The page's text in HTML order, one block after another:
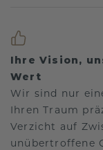
Ihre Vision,
Wert
Wir sind nur
Ihren Traum
Verzicht auf
unübertroffene